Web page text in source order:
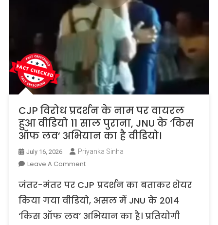
CJP विरोध प्रदर्शन के नाम पर वायरल
हुआ वीडियो 11 साल पुराना, JNU के ‘किस
ऑफ लव’ अभियान का है वीडियो।
July 16, 2026 Priyanka Sinha
Leave A CommentOn
विरोध
प्रदर्शन
नाम
जंतर-मंतर पर CJP प्रदर्शन का बताकर शेयर
किया गया वीडियो, असल में JNU के 2014
‘किस ऑफ लव’ अभियान का है। प्रतियोगी